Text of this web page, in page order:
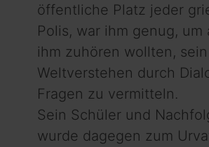
öffentliche Platz jeder
Polis, war ihm genug, um
ihm zuhören wollten, sein
Weltverstehen durch
Fragen zu vermitteln.
Sein Schüler und
wurde dagegen zum